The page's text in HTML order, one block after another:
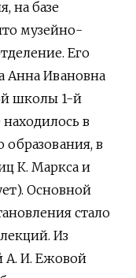
на базе
музейно-
Его
Анна Ивановна
школы 1-й
в
в
К. Маркса и
Основной
стало
Из
А. И. Ежовой